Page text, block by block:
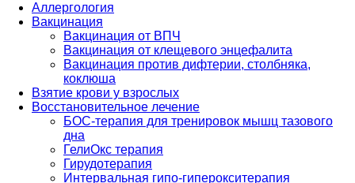
Аллергология
Вакцинация
Вакцинация от ВПЧ
Вакцинация от клещевого энцефалита
Вакцинация против дифтерии, столбняка,
коклюша
Взятие крови у взрослых
Восстановительное лечение
БОС-терапия для тренировок мышц тазового
дна
ГелиОкс терапия
Гирудотерапия
Интервальная гипо-гиперокситерапия